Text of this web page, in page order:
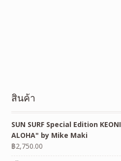
สินค้า
SUN SURF Special Edition
ALOHA" by Mike Maki
฿2,750.00